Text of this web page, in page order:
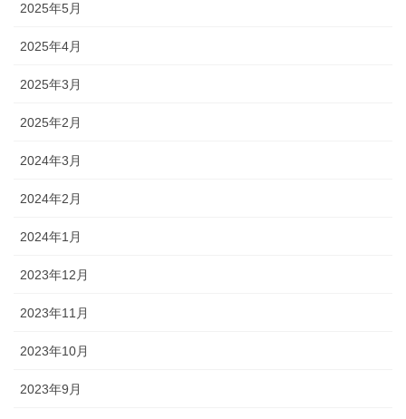
2025年5月
2025年4月
2025年3月
2025年2月
2024年3月
2024年2月
2024年1月
2023年12月
2023年11月
2023年10月
2023年9月